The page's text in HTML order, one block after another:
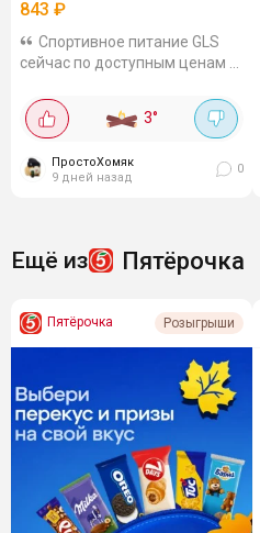
843 ₽
Спортивное питание GLS
сейчас по доступным ценам с
промокоду. Например гейнер
1000 гр выходит за 843₽.
массы, со...
3°
ПростоХомяк
9 дней назад
0
Ещё из Пятёрочка
Пятёрочка Розыгрыши